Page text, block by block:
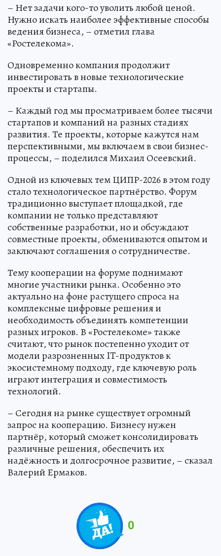
– Нет задачи кого-то уволить любой ценой.
Нужно искать наиболее эффективные способы
ведения бизнеса, – отметил глава
«Ростелекома».
Одновременно компания продолжит
инвестировать в новые технологические
проекты и стартапы.
– Каждый год мы просматриваем более тысячи
стартапов и компаний на разных стадиях
развития. Те проекты, которые кажутся нам
перспективными, мы включаем в свои бизнес-
процессы, – поделился Михаил Осеевский.
Одной из ключевых тем ЦИПР-2026 в этом году
стало технологическое партнёрство. Форум
традиционно выступает площадкой, где
компании не только представляют
собственные разработки, но и обсуждают
совместные проекты, обмениваются опытом и
заключают соглашения о сотрудничестве.
Тему кооперации на форуме поднимают
многие участники рынка. Особенно это
актуально на фоне растущего спроса на
комплексные цифровые решения и
необходимость объединять компетенции
разных игроков. В «Ростелекоме» также
считают, что рынок постепенно уходит от
модели разрозненных IT-продуктов к
экосистемному подходу, где ключевую роль
играют интеграция и совместимость
технологий.
– Сегодня на рынке существует огромный
запрос на кооперацию. Бизнесу нужен
партнёр, который сможет консолидировать
различные решения, обеспечить их
надёжность и долгосрочное развитие, – сказал
Валерий Ермаков.
0